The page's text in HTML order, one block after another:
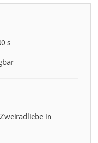
s
in